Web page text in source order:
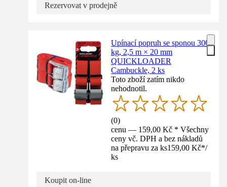
Rezervovat v prodejně
Upínací popruh se sponou 300
kg, 2,5 m × 20 mm
QUICKLOADER
Cambuckle, 2 ks
Toto zboží zatím nikdo
nehodnotil.
(0)
cenu — 159,00 Kč * Všechny
ceny vč. DPH a bez nákladů
na přepravu za ks159,00 Kč*/
ks
Koupit on-line